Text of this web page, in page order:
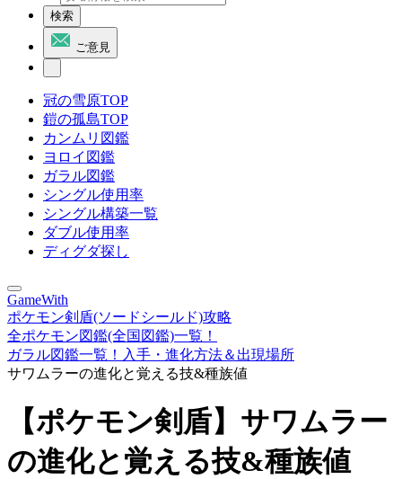
検索
ご意見
冠の雪原TOP
鎧の孤島TOP
カンムリ図鑑
ヨロイ図鑑
ガラル図鑑
シングル使用率
シングル構築一覧
ダブル使用率
ディグダ探し
GameWith
ポケモン剣盾(ソードシールド)攻略
全ポケモン図鑑(全国図鑑)一覧！
ガラル図鑑一覧！入手・進化方法＆出現場所
サワムラーの進化と覚える技&種族値
【ポケモン剣盾】サワムラー
の進化と覚える技&種族値